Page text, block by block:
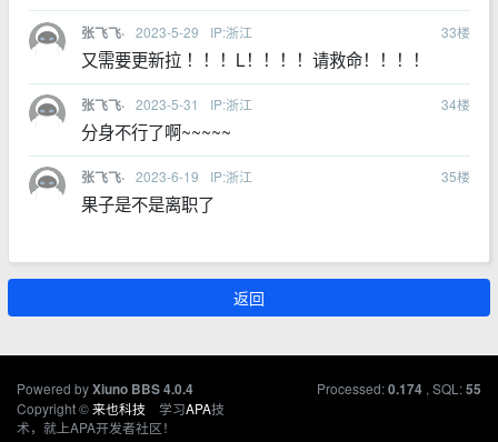
张飞飞· 2023-5-29 IP:浙江 33楼
又需要更新拉 ！！！L！！！！请救命！！！！
张飞飞· 2023-5-31 IP:浙江 34楼
分身不行了啊~~~~~
张飞飞· 2023-6-19 IP:浙江 35楼
果子是不是离职了
返回
Powered byXiuno BBS4.0.4
Copyright ©来也科技 学习APA技
术，就上APA开发者社区！
Processed:0.174 , SQL:55